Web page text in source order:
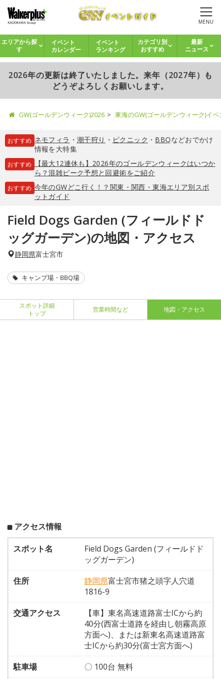
MENU
エリアから探
す
イベント
カレンダー
イベント
ランキング
カテゴリ別
おすすめ
最新
ニュース
2026年の更新は終了いたしました。来年（2027年）も
どうぞよろしくお願いします。
GW(ゴールデンウィーク)2026 東海のGW(ゴールデンウィーク)イ
おすすめ ネモフィラ ・ 潮干狩り ・ ピクニック ・ BBQなどおでかけ
情報を大特集
おすすめ
【最大12連休も】2026年のゴールデンウィークはいつか
ら？混雑ピーク予想と回避術をご紹介
おすすめ 今年のGWどこ行く！？関東・関西・東海エリア別スポ
ットガイド
Field Dogs Garden (フィールドド
ッグガーデン)の地図・アクセス
静岡県富士宮市
キャンプ場・BBQ場
スポット詳細
トップ
営業時間など 地図・アクセス
アクセス情報
スポット名
Field Dogs Garden (フィールドド
ッグガーデン)
住所
静岡県富士宮市猪之頭字人穴道
1816-9
交通アクセス
【車】東名高速道路富士ICから約
40分(西富士道路を経由し朝霧高原
方面へ)、または新東名高速道路富
士ICから約30分(富士宮方面へ)
駐車場
〇 100台 無料